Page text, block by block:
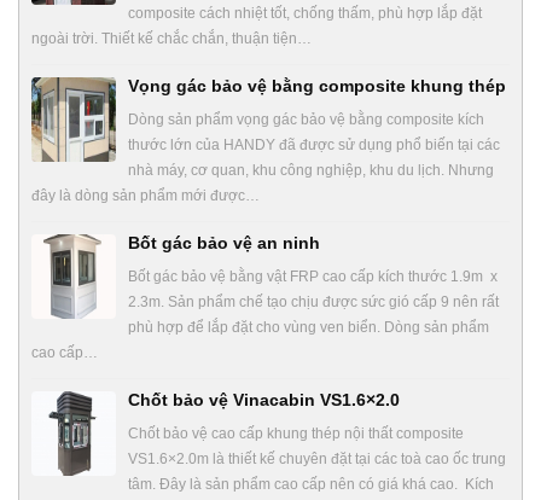
composite cách nhiệt tốt, chống thấm, phù hợp lắp đặt
ngoài trời. Thiết kế chắc chắn, thuận tiện…
Vọng gác bảo vệ bằng composite khung thép
Dòng sản phẩm vọng gác bảo vệ bằng composite kích
thước lớn của HANDY đã được sử dụng phổ biến tại các
nhà máy, cơ quan, khu công nghiệp, khu du lịch. Nhưng
đây là dòng sản phẩm mới được…
Bốt gác bảo vệ an ninh
Bốt gác bảo vệ bằng vật FRP cao cấp kích thước 1.9m x
2.3m. Sản phẩm chế tạo chịu được sức gió cấp 9 nên rất
phù hợp để lắp đặt cho vùng ven biển. Dòng sản phẩm
cao cấp…
Chốt bảo vệ Vinacabin VS1.6×2.0
Chốt bảo vệ cao cấp khung thép nội thất composite
VS1.6×2.0m là thiết kế chuyên đặt tại các toà cao ốc trung
tâm. Đây là sản phẩm cao cấp nên có giá khá cao. Kích